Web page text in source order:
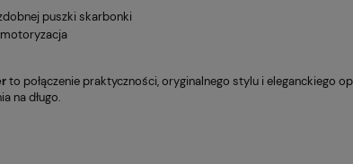
puszki skarbonki
motoryzacja
to połączenie praktyczności, oryginalnego stylu i eleganckiego
na długo.